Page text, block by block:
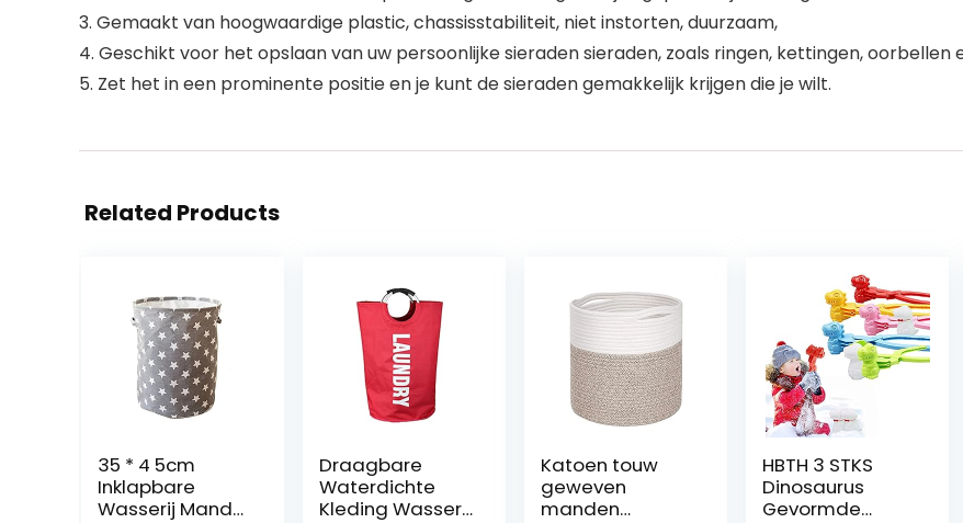
3. Gemaakt van hoogwaardige plastic, chassisstabiliteit, niet instorten, duurzaam,
4. Geschikt voor het opslaan van uw persoonlijke sieraden sieraden, zoals ringen, kettingen, oorbellen
5. Zet het in een prominente positie en je kunt de sieraden gemakkelijk krijgen die je wilt.
Related Products
35 * 4 5cm
Inklapbare
Wasserij Mand
Draagbare
Waterdichte
Kleding Wasserij
Katoen touw
geweven
manden
HBTH 3 STKS
Dinosaurus
Gevormde